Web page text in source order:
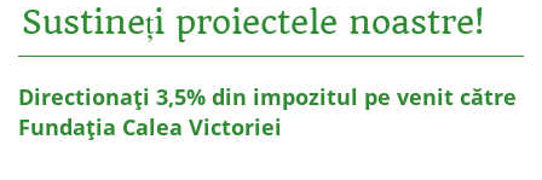
Sustineți proiectele noastre!
Directionați 3,5% din impozitul pe venit către
Fundația Calea Victoriei